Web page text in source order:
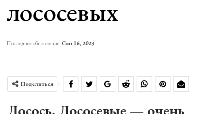
лососевых
Последнее обновление Сен 16, 2023
Поделиться